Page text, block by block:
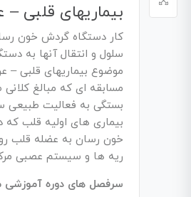
بیماریهای قلبی
کار دستگاه گردش خون
سلول و انتقال آنها به
موضوع بیماریهای قلبی –
مسابقه ای که مبالغ
بیماری های اولیه قلب
ریه ها و سیستم عصبی
سرفصل های دوره آموزشی